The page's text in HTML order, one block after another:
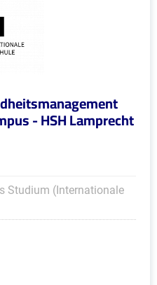
- HSH Lamprecht
Studium (Internationale